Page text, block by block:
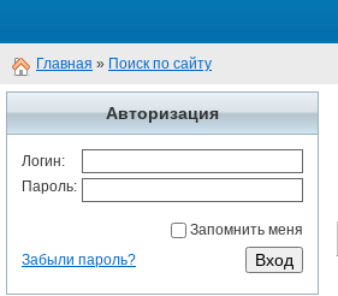
Главная » Поиск по сайту
Авторизация
Логин:
Пароль:
Запомнить меня
Забыли пароль?